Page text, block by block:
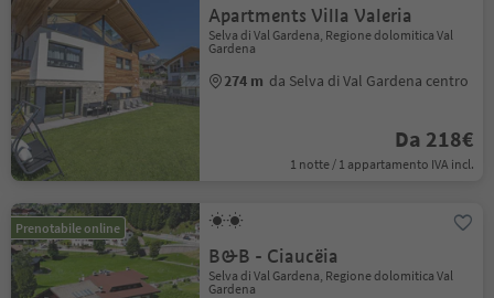
Apartments Villa Valeria
Selva di Val Gardena, Regione dolomitica Val
Gardena
274 m da Selva di Val Gardena centro
Da 218€
1 notte / 1 appartamento IVA incl.
Prenotabile online
B&B - Ciaucëia
Selva di Val Gardena, Regione dolomitica Val
Gardena